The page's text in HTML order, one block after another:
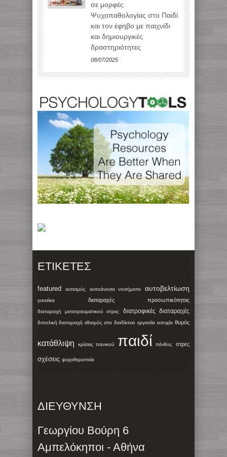
σε μορφές
Ψυχοπαθολογίας στο Παιδί
και τον έφηβο με παιχνίδι
και δημιουργικές
δραστηριότητες
08/07/2025
ΕΤΙΚΈΤΕΣ
featured αυτισμός αυτοάνοσα νοσήματα αυτοβελτίωση
γυναίκα διαταραχές προσωπικότητας
διαταραχή μετατραυματικού στρες διατροφικές διαταραχές
διπολική διαταραχή εθισμός στο διαδίκτυο εργασία ευτυχία θυμός
κατάθλιψη κρίσεις πανικού παιδί πένθος στρες
σχέσεις ψυχοθεραπεία
ΔΙΕΥΘΥΝΣΗ
Γεωργίου Βούρη 6
Αμπελόκηποι - Αθήνα